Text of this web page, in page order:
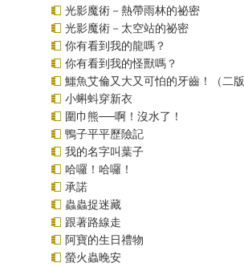
光影魔術－熱帶雨林的祕密
光影魔術－太空站的祕密
你有看到我的龍嗎？
你有看到我的怪獸嗎？
鱷魚艾倫又大又可怕的牙齒！（二
小蝌蚪穿新衣
圍巾熊──啊！沒水了！
鴨子平平歷險記
我的名字叫葉子
哈囉！哈囉！
承諾
蟲蟲捉迷藏
跟著路線走
阿寶的生日禮物
螢火蟲晚安